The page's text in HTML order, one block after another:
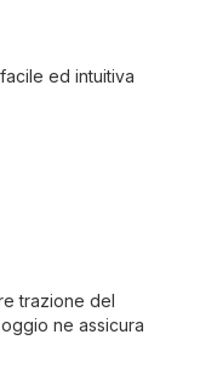
facile ed intuitiva
trazione del
ne assicura